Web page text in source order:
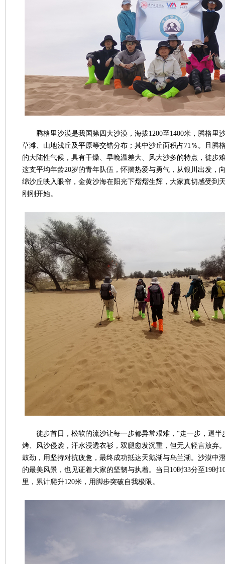
腾格里沙漠是我国第四大沙漠，海拔1200至1400米，腾格里
草滩、山地浅丘及平原等交错分布；其中沙丘面积占71％。且腾
的大陆性气候，具有干燥、早晚温差大、风大沙多的特点，徒步
这支平均年龄20岁的青年队伍，怀揣热爱与勇气，从银川出发，
绵沙丘映入眼帘，金黄沙海在阳光下熠熠生辉，大家真切感受到
刚刚开始。
徒步首日，松软的流沙让每一步都异常艰难，“走一步，退半
烤、风沙侵袭，汗水浸透衣衫，双腿愈发沉重，但无人轻言放弃
鼓劲，用坚持对抗疲惫，最终成功抵达天鹅湖与乌兰湖。沙漠中
的最美风景，也见证着大家的坚韧与执着。当日10时33分至19时
里，累计爬升120米，用脚步突破自我极限。